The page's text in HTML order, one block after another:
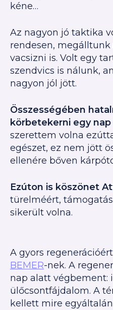
kéne…
Az nagyon jó taktika
rendesen,
vacsizni is. Volt egy
szendvics is nálunk,
nagyon jól jött.
Összességében
körbetekerni egy
szerettem volna
egészet, ez nem jött
ellenére bőven
Ezúton is köszönet
türelméért,
sikerült volna.
A gyors
BEMER-nek. A
nap alatt végbement:
ülőcsontfájdalom. A
kellett mire